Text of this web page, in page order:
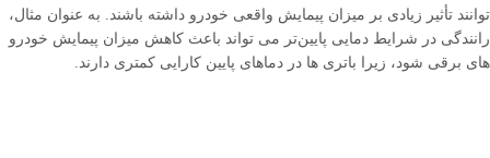
‌توانند تأثیر زیادی بر میزان پیمایش واقعی خودرو داشته باشند. به عنوان مثال،
رانندگی در شرایط دمایی پایین‌تر می ‌تواند باعث کاهش میزان پیمایش خودرو
های برقی شود، زیرا باتری ‌ها در دماهای پایین کارایی کمتری دارند.